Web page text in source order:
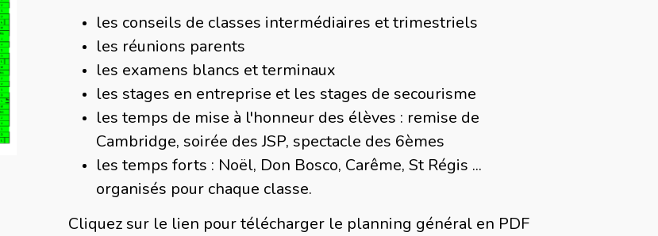
les conseils de classes intermédiaires et trimestriels
les réunions parents
les examens blancs et terminaux
les stages en entreprise et les stages de secourisme
les temps de mise à l'honneur des élèves : remise de
Cambridge, soirée des JSP, spectacle des 6èmes
les temps forts : Noël, Don Bosco, Carême, St Régis ...
organisés pour chaque classe.
Cliquez sur le lien pour télécharger le planning général en PDF